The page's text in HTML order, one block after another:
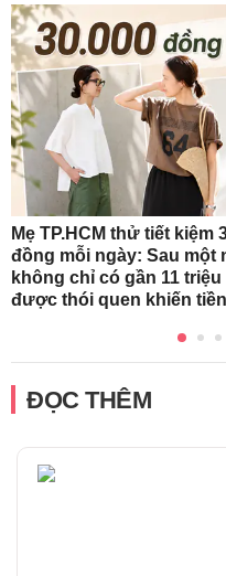
Mẹ TP.HCM thử tiết kiệm
đồng mỗi ngày: Sau một
không chỉ có gần 11
được thói quen khiến
ĐỌC THÊM